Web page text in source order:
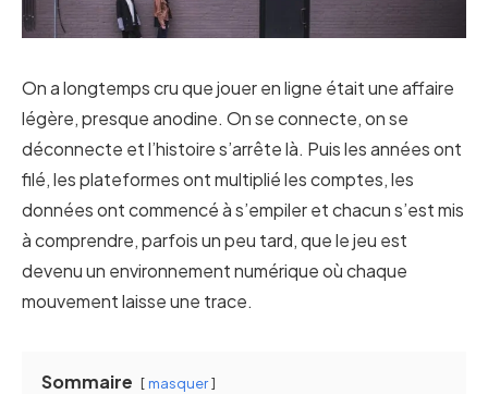
On a longtemps cru que jouer en ligne était une affaire
légère, presque anodine. On se connecte, on se
déconnecte et l’histoire s’arrête là. Puis les années ont
filé, les plateformes ont multiplié les comptes, les
données ont commencé à s’empiler et chacun s’est mis
à comprendre, parfois un peu tard, que le jeu est
devenu un environnement numérique où chaque
mouvement laisse une trace.
Sommaire masquer